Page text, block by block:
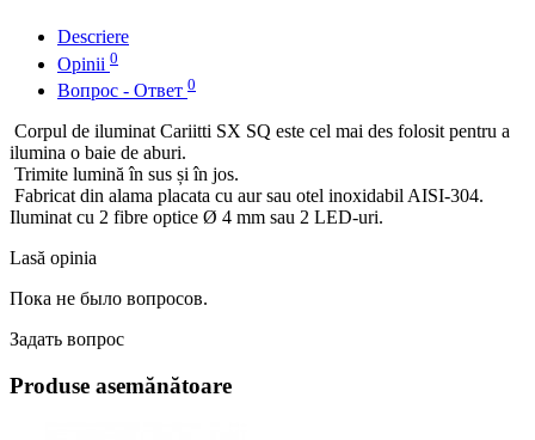
Descriere
Opinii 0
Вопрос - Ответ 0
Corpul de iluminat Cariitti SX SQ este cel mai des folosit pentru a
ilumina o baie de aburi.
Trimite lumină în sus și în jos.
Fabricat din alama placata cu aur sau otel inoxidabil AISI-304.
Iluminat cu 2 fibre optice Ø 4 mm sau 2 LED-uri.
Lasă opinia
Пока не было вопросов.
Задать вопрос
Produse asemănătoare